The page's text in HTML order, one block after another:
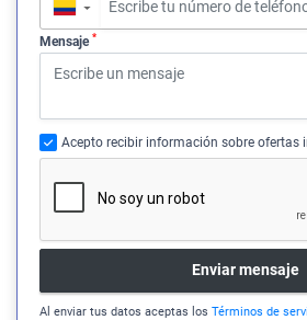
▼
Mensaje *
Acepto recibir información sobre ofertas
Enviar mensaje
Al enviar tus datos aceptas los Términos de